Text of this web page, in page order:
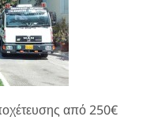
από 250€